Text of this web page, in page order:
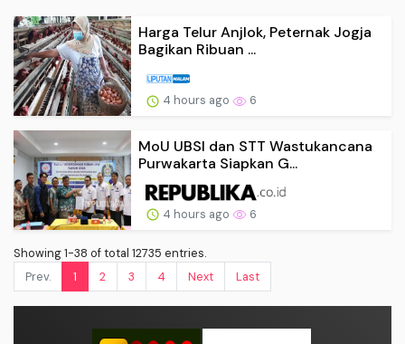
Harga Telur Anjlok, Peternak Jogja
Bagikan Ribuan ...
4 hours ago 6
MoU UBSI dan STT Wastukancana
Purwakarta Siapkan G...
4 hours ago 6
Showing 1-38 of total 12735 entries.
Prev.
1 2 3 4 Next Last